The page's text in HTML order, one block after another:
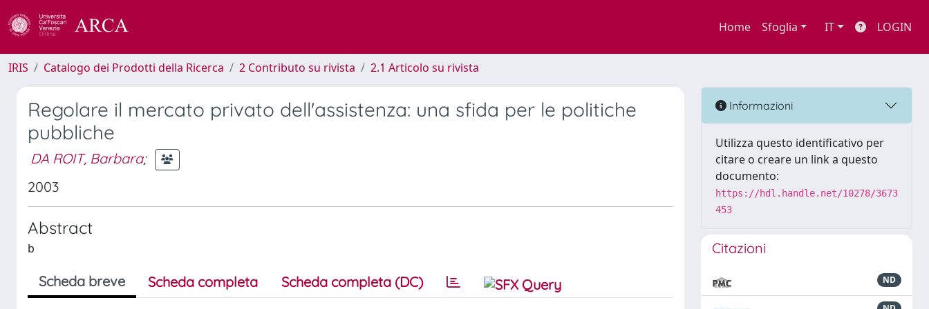
Home Sfoglia IT LOGIN
IRIS Catalogo dei Prodotti della Ricerca 2 Contributo su rivista 2.1 Articolo su rivista
Regolare il mercato privato dell'assistenza: una sfida per le politiche
pubbliche
DA ROIT, Barbara;
2003
Abstract
b
Scheda breve Scheda completa Scheda completa (DC)
Informazioni
Utilizza questo identificativo per
citare o creare un link a questo
documento:
https://hdl.handle.net/10278/3673
453
Citazioni
ND